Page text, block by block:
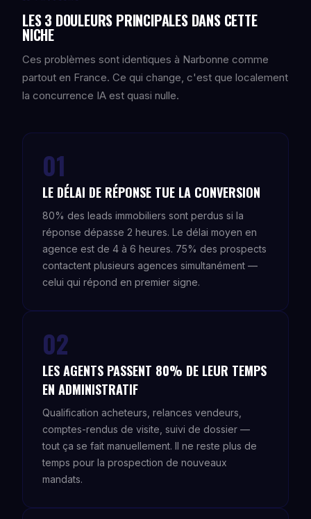
LES 3 DOULEURS PRINCIPALES DANS CETTE
NICHE
Ces problèmes sont identiques à Narbonne comme
partout en France. Ce qui change, c'est que localement
la concurrence IA est quasi nulle.
01
LE DÉLAI DE RÉPONSE TUE LA CONVERSION
80% des leads immobiliers sont perdus si la
réponse dépasse 2 heures. Le délai moyen en
agence est de 4 à 6 heures. 75% des prospects
contactent plusieurs agences simultanément —
celui qui répond en premier signe.
02
LES AGENTS PASSENT 80% DE LEUR TEMPS
EN ADMINISTRATIF
Qualification acheteurs, relances vendeurs,
comptes-rendus de visite, suivi de dossier —
tout ça se fait manuellement. Il ne reste plus de
temps pour la prospection de nouveaux
mandats.